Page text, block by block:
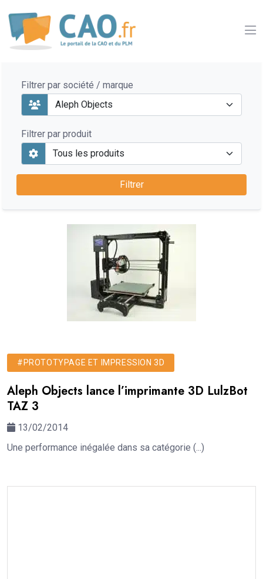
Filtrer par société / marque
Filtrer par produit
#PROTOTYPAGE ET IMPRESSION 3D
Aleph Objects lance l’imprimante 3D LulzBot
TAZ 3
13/02/2014
Une performance inégalée dans sa catégorie (...)